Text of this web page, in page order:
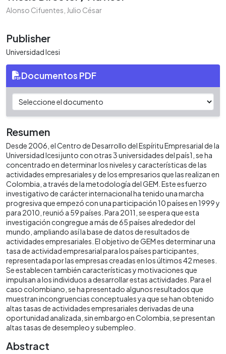
Alonso Cifuentes, Julio César
Publisher
Universidad Icesi
Documentos PDF
Resumen
Desde 2006, el Centro de Desarrollo del Espíritu Empresarial de la
Universidad Icesi junto con otras 3 universidades del país1, se ha
concentrado en determinar los niveles y características de las
actividades empresariales y de los empresarios que las realizan en
Colombia, a través de la metodología del GEM. Este esfuerzo
investigativo de carácter internacional ha tenido una marcha
progresiva que empezó con una participación 10 países en 1999 y
para 2010, reunió a 59 países. Para 2011, se espera que esta
investigación congregue a más de 65 países alrededor del
mundo, ampliando así la base de datos de resultados de
actividades empresariales. El objetivo de GEM es determinar una
tasa de actividad empresarial para los países participantes,
representada por las empresas creadas en los últimos 42 meses.
Se establecen también características y motivaciones que
impulsan a los individuos a desarrollar estas actividades. Para el
caso colombiano, se ha presentado algunos resultados que
muestran incongruencias conceptuales ya que se han obtenido
altas tasas de actividades empresariales derivadas de una
oportunidad analizada, sin embargo en Colombia, se presentan
altas tasas de desempleo y subempleo.
Abstract